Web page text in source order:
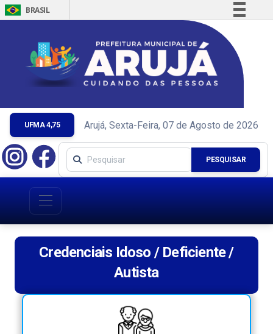
BRASIL
Simplifique!
Comunica BR
Participe
Acesso à informação
Canais
UFMA 4,75 Arujá, Sexta-Feira, 07 de Agosto de 2026
PESQUISAR
Credenciais Idoso / Deficiente /
Autista